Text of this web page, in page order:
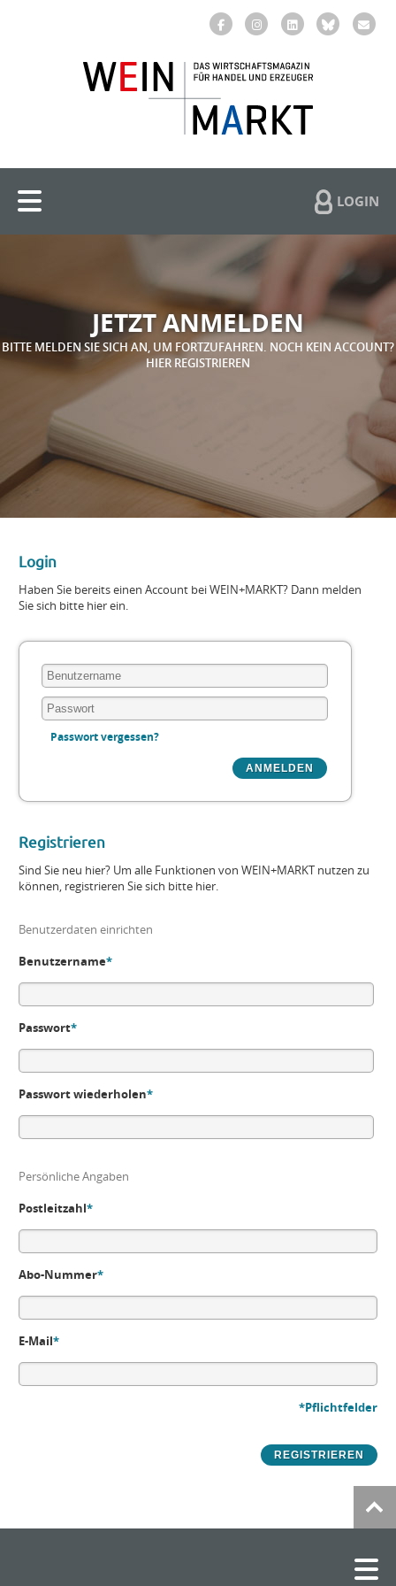
LOGIN
JETZT ANMELDEN
BITTE MELDEN SIE SICH AN, UM FORTZUFAHREN. NOCH KEIN ACCOUNT?
HIER REGISTRIEREN
Login
Haben Sie bereits einen Account bei WEIN+MARKT? Dann melden
Sie sich bitte hier ein.
Passwort vergessen?
Registrieren
Sind Sie neu hier? Um alle Funktionen von WEIN+MARKT nutzen zu
können, registrieren Sie sich bitte hier.
Benutzerdaten einrichten
Benutzername*
Passwort*
Passwort wiederholen*
Persönliche Angaben
Postleitzahl*
Abo-Nummer*
E-Mail*
*Pflichtfelder